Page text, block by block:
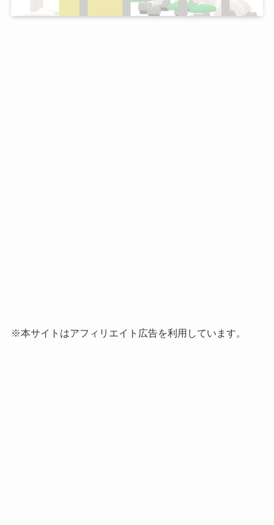
※本サイトはアフィリエイト広告を利用しています。